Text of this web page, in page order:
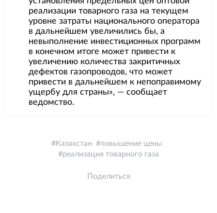
реализации товарного газа на текущем
уровне затраты национального оператора
в дальнейшем увеличились бы, а
невыполнение инвестиционных программ
в конечном итоге может привести к
увеличению количества закритичных
дефектов газопроводов, что может
привести в дальнейшем к непоправимому
ущербу для страны», — сообщает
ведомство.
Казахстан
повышение цены
реализация товарного газа
Поделиться